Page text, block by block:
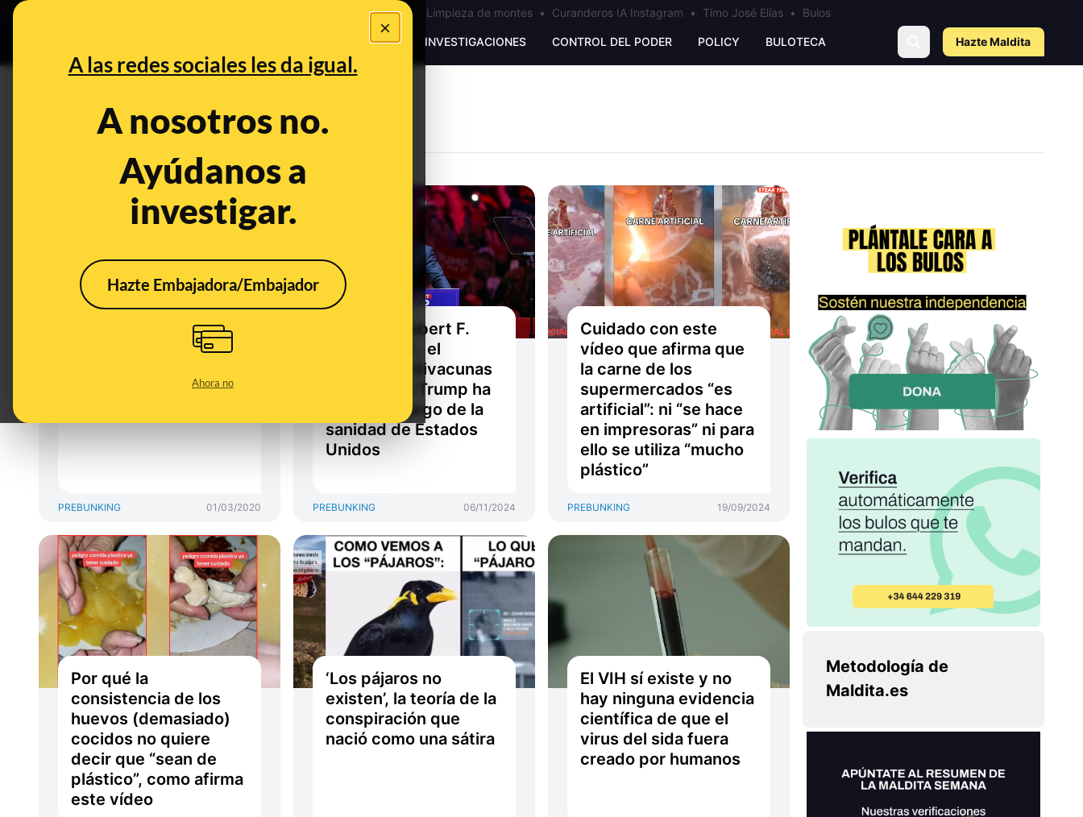
×
A las redes sociales les da igual.
A nosotros no.
Ayúdanos a
investigar.
Hazte Embajadora/Embajador
Ahora no
Bulos Ceuta • Limpieza de montes • Curanderos IA Instagram • Timo José Elías • Bulos
PREBUNKING INVESTIGACIONES CONTROL DEL PODER POLICY BULOTECA Hazte Maldita
Temores a los hornos
suponen un peligro
PREBUNKING 01/03/2020
Quién es Robert F.
Kennedy Jr., el
abogado antivacunas
que Donald Trump ha
puesto a cargo de la
sanidad de Estados
Unidos
PREBUNKING 06/11/2024
Cuidado con este
vídeo que afirma que
la carne de los
supermercados “es
artificial”: ni “se hace
en impresoras” ni para
ello se utiliza “mucho
plástico”
PREBUNKING 19/09/2024
Por qué la
consistencia de los
huevos (demasiado)
cocidos no quiere
decir que “sean de
plástico”, como afirma
este vídeo
‘Los pájaros no
existen’, la teoría de la
conspiración que
nació como una sátira
El VIH sí existe y no
hay ninguna evidencia
científica de que el
virus del sida fuera
creado por humanos
Metodología de
Maldita.es